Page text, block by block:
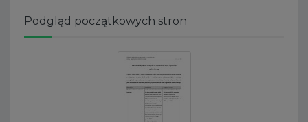
Podgląd początkowych stron